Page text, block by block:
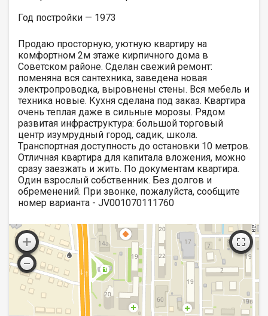
Год постройки — 1973
Продаю просторную, уютную квартиру на
комфортном 2м этаже кирпичного дома в
Советском районе. Сделан свежий ремонт:
поменяна вся сантехника, заведена новая
электропроводка, выровнены стены. Вся мебель и
техника новые. Кухня сделана под заказ. Kвартира
очень теплая даже в сильные морозы. Рядом
развитая инфраструктура: большой торговый
центр изумрудный город, садик, школа.
Tранспортная доступность до остановки 10 метров.
Отличная квартира для капитала вложения, можно
сразу заезжать и жить. По документам квартира.
Один взрослый собственник. Без долгов и
обременений. При звонке, пожалуйста, сообщите
номер варианта - JV001070111760